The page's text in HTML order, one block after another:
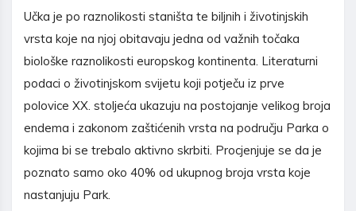
Učka je po raznolikosti staništa te biljnih i životinjskih
vrsta koje na njoj obitavaju jedna od važnih točaka
biološke raznolikosti europskog kontinenta. Literaturni
podaci o životinjskom svijetu koji potječu iz prve
polovice XX. stoljeća ukazuju na postojanje velikog broja
endema i zakonom zaštićenih vrsta na području Parka o
kojima bi se trebalo aktivno skrbiti. Procjenjuje se da je
poznato samo oko 40% od ukupnog broja vrsta koje
nastanjuju Park.